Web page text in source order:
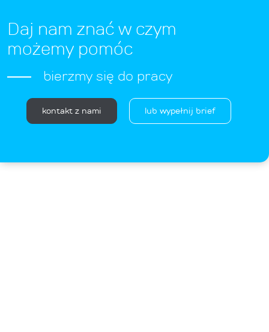
Daj nam znać w czym
możemy pomóc
bierzmy się do pracy
kontakt z nami lub wypełnij brief